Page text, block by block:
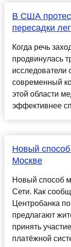
В США
пересадки
Когда речь
продвинулась
исследователи
современный
этой области
эффективнее
Новый
Москве
Новый способ
Сети. Как
Центробанка
предлагают
принять
платёжной